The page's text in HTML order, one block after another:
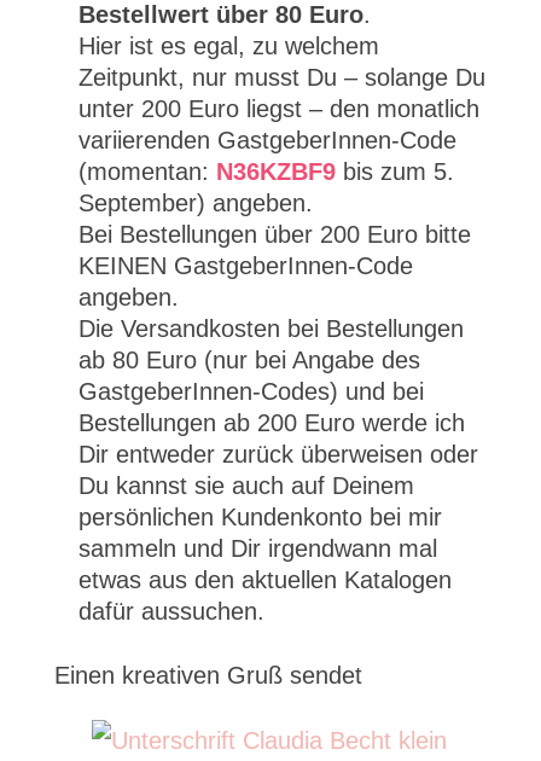
Bestellwert über 80 Euro.
Hier ist es egal, zu welchem
Zeitpunkt, nur musst Du – solange Du
unter 200 Euro liegst – den monatlich
variierenden GastgeberInnen-Code
(momentan: N36KZBF9bis zum 5.
September) angeben.
Bei Bestellungen über 200 Euro bitte
KEINEN GastgeberInnen-Code
angeben.
Die Versandkosten bei Bestellungen
ab 80 Euro (nur bei Angabe des
GastgeberInnen-Codes) und bei
Bestellungen ab 200 Euro werde ich
Dir entweder zurück überweisen oder
Du kannst sie auch auf Deinem
persönlichen Kundenkonto bei mir
sammeln und Dir irgendwann mal
etwas aus den aktuellen Katalogen
dafür aussuchen.
Einen kreativen Gruß sendet